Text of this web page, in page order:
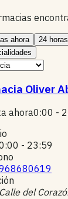
ahora
24 horas
Oliver
ahora0:00 -
- 23:59
Calle del